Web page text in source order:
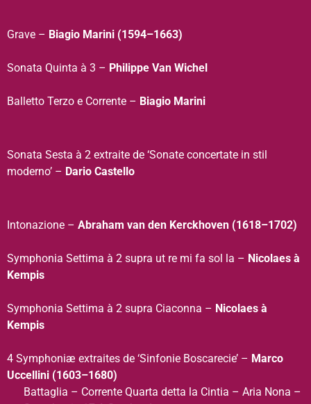
Grave – Biagio Marini (1594–1663)
Sonata Quinta à 3 – Philippe Van Wichel
Balletto Terzo e Corrente – Biagio Marini
Sonata Sesta à 2 extraite de ‘Sonate concertate in stil
moderno’ – Dario Castello
Intonazione – Abraham van den Kerckhoven (1618–1702)
Symphonia Settima à 2 supra ut re mi fa sol la – Nicolaes à
Kempis
Symphonia Settima à 2 supra Ciaconna – Nicolaes à
Kempis
4 Symphoniæ extraites de ‘Sinfonie Boscarecie’ – Marco
Uccellini (1603–1680)
Battaglia – Corrente Quarta detta la Cintia – Aria Nona –